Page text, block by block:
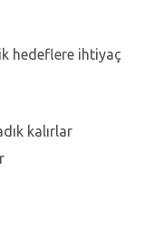
hedeflere ihtiyaç
kalırlar